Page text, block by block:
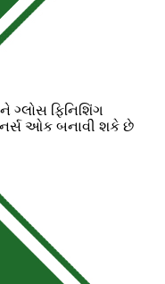
ગ્લોસ ફિનિશિંગ
ઓક બનાવી શકે છે